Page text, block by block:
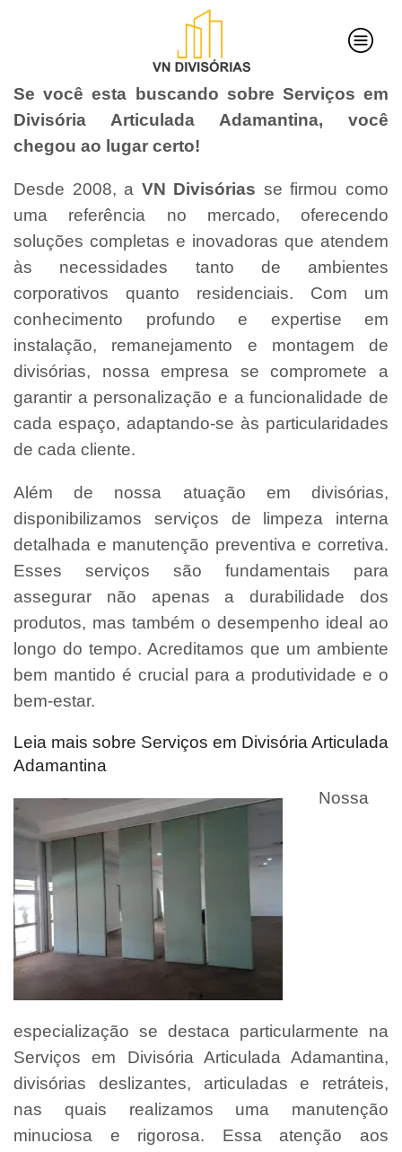
Se você esta buscando sobre Serviços em
Divisória Articulada Adamantina, você
chegou ao lugar certo!
Desde 2008, a VN Divisórias se firmou como
uma referência no mercado, oferecendo
soluções completas e inovadoras que atendem
às necessidades tanto de ambientes
corporativos quanto residenciais. Com um
conhecimento profundo e expertise em
instalação, remanejamento e montagem de
divisórias, nossa empresa se compromete a
garantir a personalização e a funcionalidade de
cada espaço, adaptando-se às particularidades
de cada cliente.
Além de nossa atuação em divisórias,
disponibilizamos serviços de limpeza interna
detalhada e manutenção preventiva e corretiva.
Esses serviços são fundamentais para
assegurar não apenas a durabilidade dos
produtos, mas também o desempenho ideal ao
longo do tempo. Acreditamos que um ambiente
bem mantido é crucial para a produtividade e o
bem-estar.
Leia mais sobre Serviços em Divisória Articulada
Adamantina
Nossa
especialização se destaca particularmente na
Serviços em Divisória Articulada Adamantina,
divisórias deslizantes, articuladas e retráteis,
nas quais realizamos uma manutenção
minuciosa e rigorosa. Essa atenção aos